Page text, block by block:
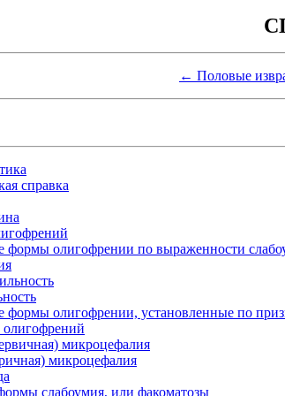
← Половые
справка
формы олигофрении по выраженности
формы олигофрении, установленные по
микроцефалия
микроцефалия
слабоумия, или факоматозы